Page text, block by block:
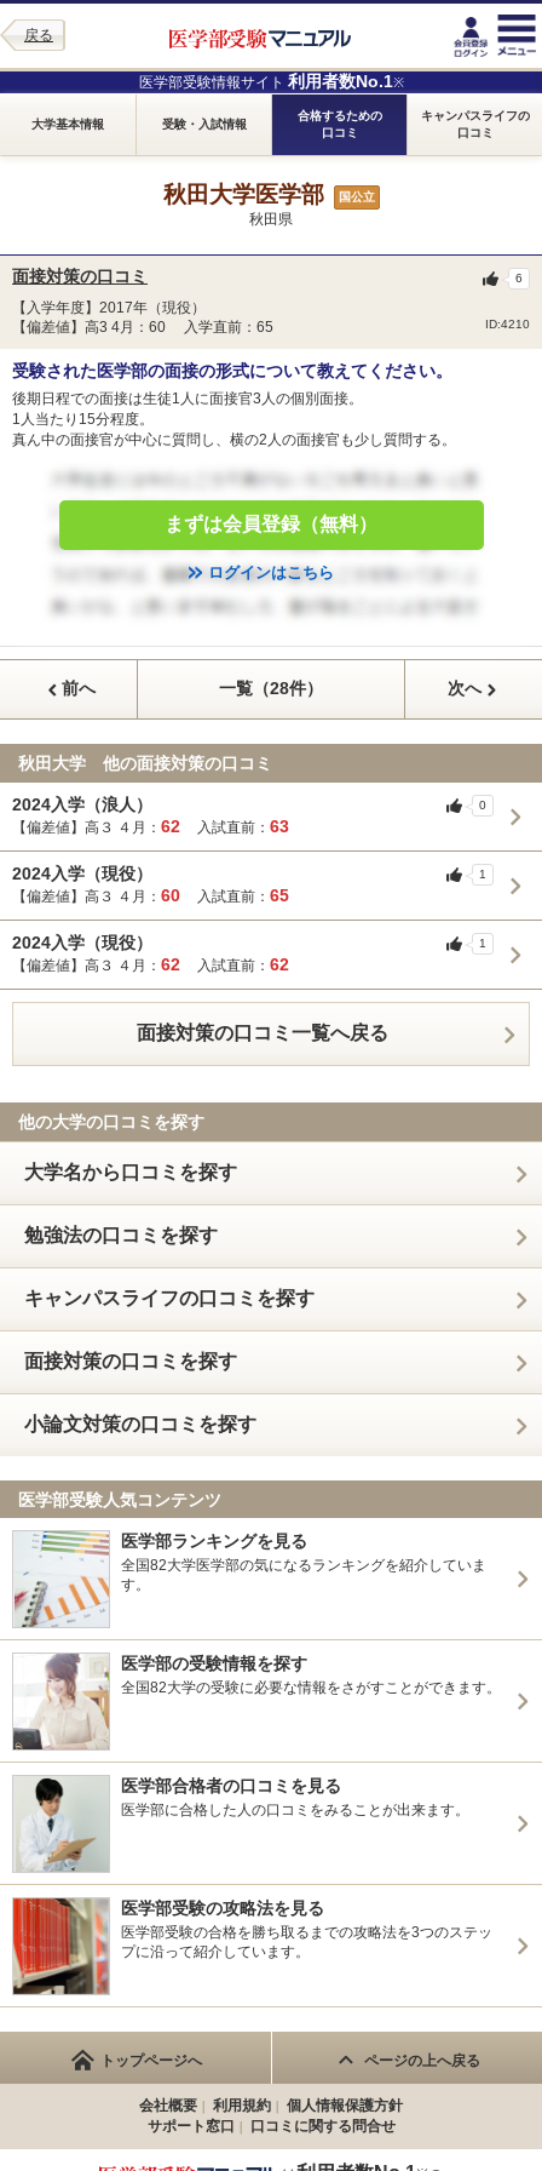
戻る
医学部受験情報サイト 利用者数No.1※
大学基本情報 受験・入試情報
合格するための
口コミ
キャンパスライフの
口コミ
秋田大学医学部 国公立
秋田県
面接対策の口コミ
【入学年度】2017年（現役）
【偏差値】高3 4月：60 入学直前：65
ID:4210
6
受験された医学部の面接の形式について教えてください。
後期日程での面接は生徒1人に面接官3人の個別面接。
1人当たり15分程度。
真ん中の面接官が中心に質問し、横の2人の面接官も少し質問する。
まずは会員登録（無料）
ログインはこちら
前へ 一覧（28件） 次へ
秋田大学 他の面接対策の口コミ
2024入学（浪人）
【偏差値】高３ ４月： 62 入試直前： 63
0
2024入学（現役）
【偏差値】高３ ４月： 60 入試直前： 65
1
2024入学（現役）
【偏差値】高３ ４月： 62 入試直前： 62
1
面接対策の口コミ一覧へ戻る
他の大学の口コミを探す
大学名から口コミを探す
勉強法の口コミを探す
キャンパスライフの口コミを探す
面接対策の口コミを探す
小論文対策の口コミを探す
医学部受験人気コンテンツ
医学部ランキングを見る
全国82大学医学部の気になるランキングを紹介していま
す。
医学部の受験情報を探す
全国82大学の受験に必要な情報をさがすことができます。
医学部合格者の口コミを見る
医学部に合格した人の口コミをみることが出来ます。
医学部受験の攻略法を見る
医学部受験の合格を勝ち取るまでの攻略法を3つのステッ
プに沿って紹介しています。
トップページへ ページの上へ戻る
会社概要 利用規約
個人情報保護方針
サポート窓口
口コミに関する問合せ